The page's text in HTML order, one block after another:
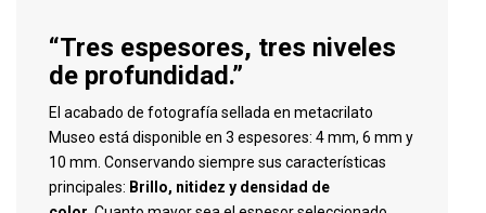
“Tres espesores, tres niveles
de profundidad.”
El acabado de fotografía sellada en metacrilato
Museo está disponible en 3 espesores: 4 mm, 6 mm y
10 mm. Conservando siempre sus características
principales: Brillo, nitidez y densidad de